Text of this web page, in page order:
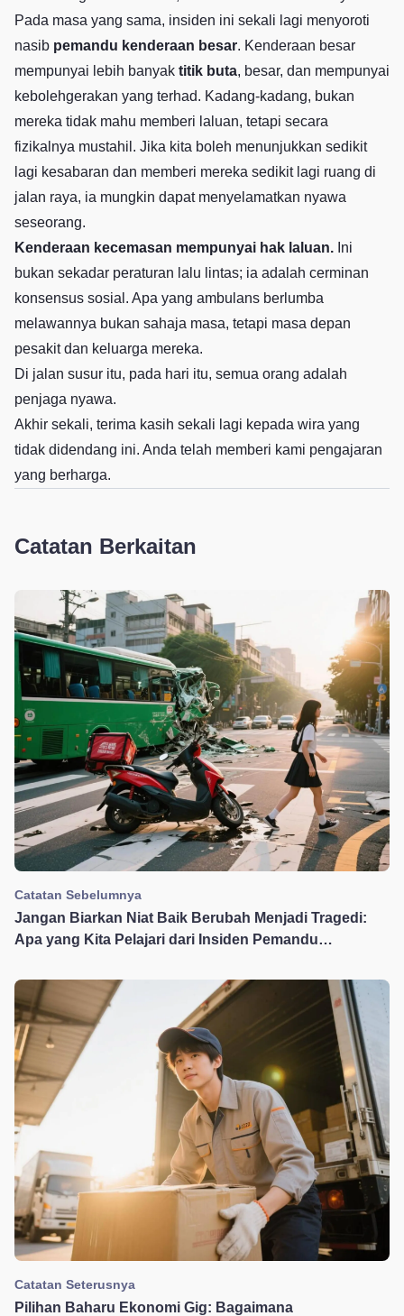
Pada masa yang sama, insiden ini sekali lagi menyoroti
nasib pemandu kenderaan besar. Kenderaan besar
mempunyai lebih banyak titik buta, besar, dan mempunyai
kebolehgerakan yang terhad. Kadang-kadang, bukan
mereka tidak mahu memberi laluan, tetapi secara
fizikalnya mustahil. Jika kita boleh menunjukkan sedikit
lagi kesabaran dan memberi mereka sedikit lagi ruang di
jalan raya, ia mungkin dapat menyelamatkan nyawa
seseorang.
Kenderaan kecemasan mempunyai hak laluan. Ini
bukan sekadar peraturan lalu lintas; ia adalah cerminan
konsensus sosial. Apa yang ambulans berlumba
melawannya bukan sahaja masa, tetapi masa depan
pesakit dan keluarga mereka.
Di jalan susur itu, pada hari itu, semua orang adalah
penjaga nyawa.
Akhir sekali, terima kasih sekali lagi kepada wira yang
tidak didendang ini. Anda telah memberi kami pengajaran
yang berharga.
Catatan Berkaitan
Catatan Sebelumnya
Jangan Biarkan Niat Baik Berubah Menjadi Tragedi:
Apa yang Kita Pelajari dari Insiden Pemandu
Kaki
Catatan Seterusnya
Pilihan Baharu Ekonomi Gig: Bagaimana